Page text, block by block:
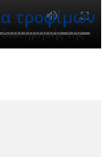
τροφίμων
της